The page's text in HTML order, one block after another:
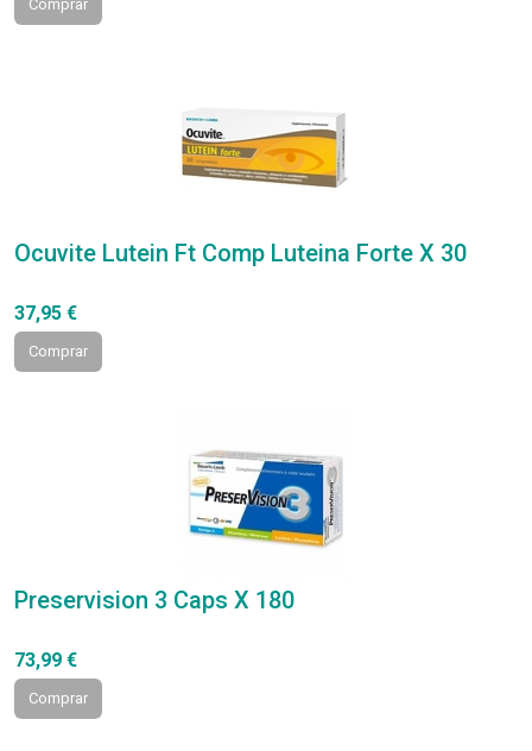
Comprar
Ocuvite Lutein Ft Comp Luteina Forte X 30
37,95 €
Comprar
Preservision 3 Caps X 180
73,99 €
Comprar